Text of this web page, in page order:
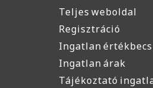
Teljes weboldal
Regisztráció
Ingatlan
Ingatlan árak
Tájékoztató